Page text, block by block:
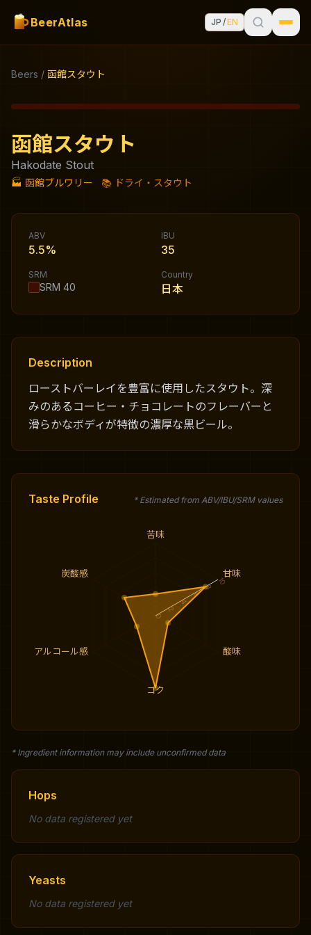
BeerAtlas JP /EN
Beers / 函館スタウト
函館スタウト
Hakodate Stout
🏭 函館ブルワリー 📚 ドライ・スタウト
ABV
5.5%
IBU
35
SRM
SRM 40
Country
日本
Description
ローストバーレイを豊富に使用したスタウト。深
みのあるコーヒー・チョコレートのフレーバーと
滑らかなボディが特徴の濃厚な黒ビール。
Taste Profile * Estimated from ABV/IBU/SRM values
苦味
甘味
酸味
コク
アルコール感
炭酸感
0
2
4
6
8
10
* Ingredient information may include unconfirmed data
Hops
No data registered yet
Yeasts
No data registered yet